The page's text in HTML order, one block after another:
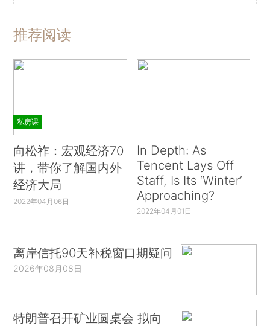
推荐阅读
私房课
向松祚：宏观经济70
讲，带你了解国内外
经济大局
2022年04月06日
In Depth: As
Tencent Lays Off
Staff, Is Its ‘Winter’
Approaching?
2022年04月01日
离岸信托90天补税窗口期疑问
2026年08月08日
特朗普召开矿业圆桌会 拟向